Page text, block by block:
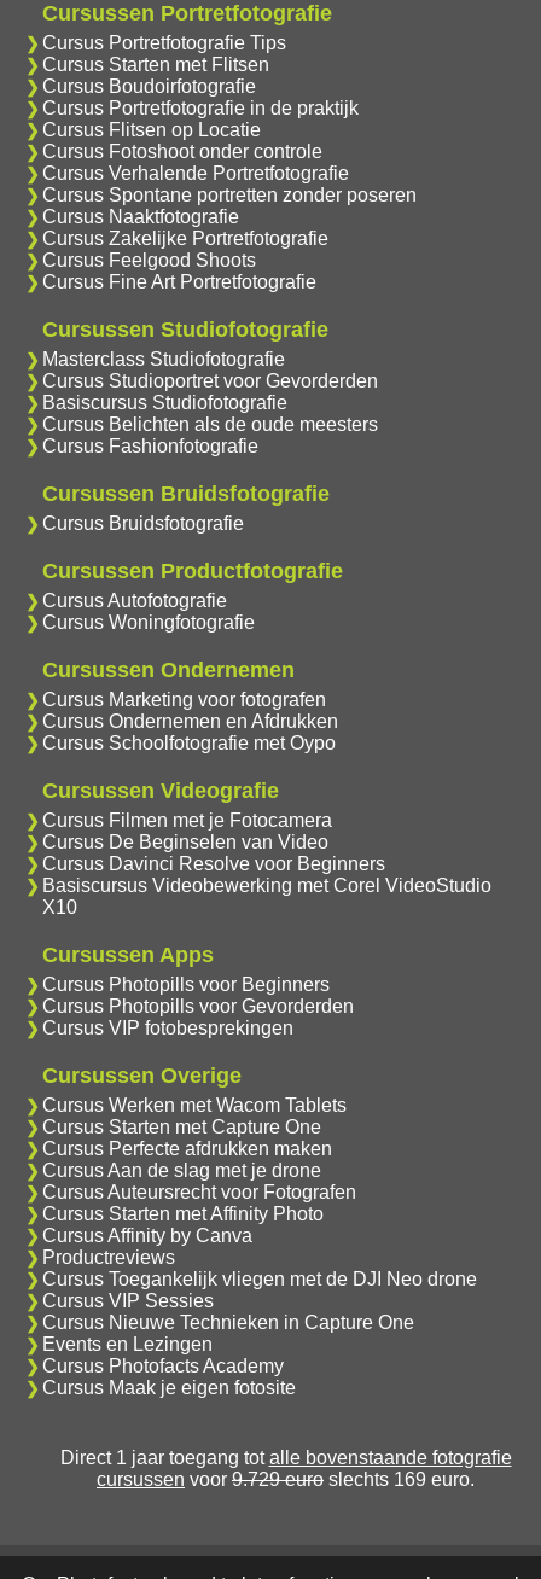
Cursussen Portretfotografie
Cursus Portretfotografie Tips
Cursus Starten met Flitsen
Cursus Boudoirfotografie
Cursus Portretfotografie in de praktijk
Cursus Flitsen op Locatie
Cursus Fotoshoot onder controle
Cursus Verhalende Portretfotografie
Cursus Spontane portretten zonder poseren
Cursus Naaktfotografie
Cursus Zakelijke Portretfotografie
Cursus Feelgood Shoots
Cursus Fine Art Portretfotografie
Cursussen Studiofotografie
Masterclass Studiofotografie
Cursus Studioportret voor Gevorderden
Basiscursus Studiofotografie
Cursus Belichten als de oude meesters
Cursus Fashionfotografie
Cursussen Bruidsfotografie
Cursus Bruidsfotografie
Cursussen Productfotografie
Cursus Autofotografie
Cursus Woningfotografie
Cursussen Ondernemen
Cursus Marketing voor fotografen
Cursus Ondernemen en Afdrukken
Cursus Schoolfotografie met Oypo
Cursussen Videografie
Cursus Filmen met je Fotocamera
Cursus De Beginselen van Video
Cursus Davinci Resolve voor Beginners
Basiscursus Videobewerking met Corel VideoStudio
X10
Cursussen Apps
Cursus Photopills voor Beginners
Cursus Photopills voor Gevorderden
Cursus VIP fotobesprekingen
Cursussen Overige
Cursus Werken met Wacom Tablets
Cursus Starten met Capture One
Cursus Perfecte afdrukken maken
Cursus Aan de slag met je drone
Cursus Auteursrecht voor Fotografen
Cursus Starten met Affinity Photo
Cursus Affinity by Canva
Productreviews
Cursus Toegankelijk vliegen met de DJI Neo drone
Cursus VIP Sessies
Cursus Nieuwe Technieken in Capture One
Events en Lezingen
Cursus Photofacts Academy
Cursus Maak je eigen fotosite
Direct 1 jaar toegang totalle bovenstaande fotografie
cursussen voor 9.729 euro slechts 169 euro.